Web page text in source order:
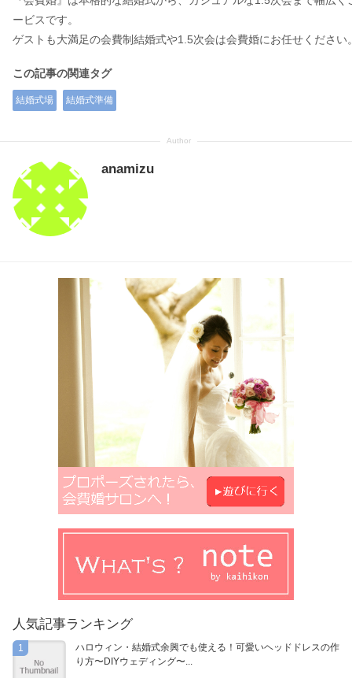
ービスです。
ゲストも大満足の会費制結婚式や1.5次会は会費婚にお任せください
この記事の関連タグ
結婚式場 結婚式準備
anamizu
人気記事ランキング
1
ハロウィン・結婚式余興でも使える！可愛いヘッドドレスの作
り方〜DIYウェディング〜...